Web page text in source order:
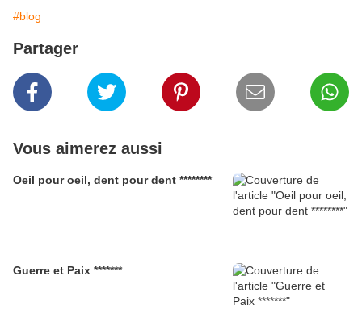
#blog
Partager
Vous aimerez aussi
Oeil pour oeil, dent pour dent ********
Guerre et Paix *******